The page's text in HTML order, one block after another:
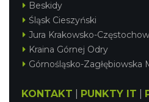
Beskidy
Śląsk Cieszyński
Jura Krakowsko-
Kraina Górnej Odry
Górnośląsko-Zagłębiowska
KONTAKT PUNKTY IT